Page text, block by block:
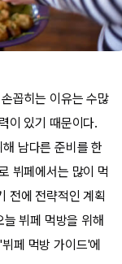
꼽히는 이유는 수많
이 있기 때문이다.
남다른 준비를 한
뷔페에서는 많이 먹
전에 전략적인 계획
뷔페 먹방을 위해
페 먹방 가이드'에